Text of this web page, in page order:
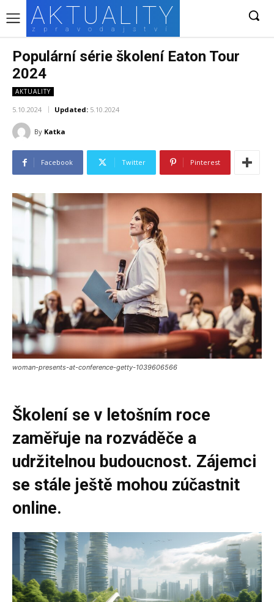
AKTUALITY
zpravodajství
Populární série školení Eaton Tour
2024
AKTUALITY
5.10.2024 Updated: 5.10.2024
By Katka
Facebook Twitter Pinterest
woman-presents-at-conference-getty-1039606566
Školení se v letošním roce
zaměřuje na rozváděče a
udržitelnou budoucnost. Zájemci
se stále ještě mohou zúčastnit
online.